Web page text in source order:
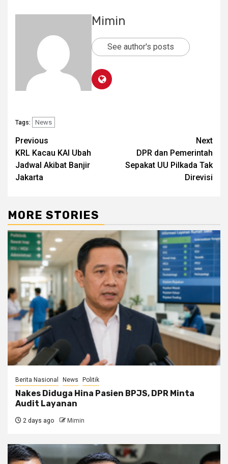
Mimin
See author's posts
Tags: News
Post
navigation
Previous
KRL Kacau KAI Ubah
Jadwal Akibat Banjir
Jakarta
Next
DPR dan Pemerintah
Sepakat UU Pilkada Tak
Direvisi
MORE STORIES
Berita Nasional News Politik
Nakes Diduga Hina Pasien BPJS, DPR Minta
Audit Layanan
2 days ago Mimin